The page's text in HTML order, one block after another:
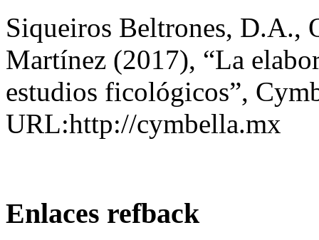
Siqueiros Beltrones, D.A.,
Martínez (2017), “La
estudios ficológicos”,
URL:http://cymbella.mx
Enlaces refback